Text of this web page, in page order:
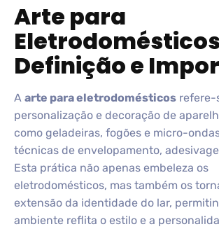
Arte para
Definição e
A arte para eletrodomésticos refere-
personalização e decoração de
como geladeiras, fogões e micro-
técnicas de envelopamento,
Esta prática não apenas embeleza os
eletrodomésticos, mas também os
extensão da identidade do lar,
ambiente reflita o estilo e a